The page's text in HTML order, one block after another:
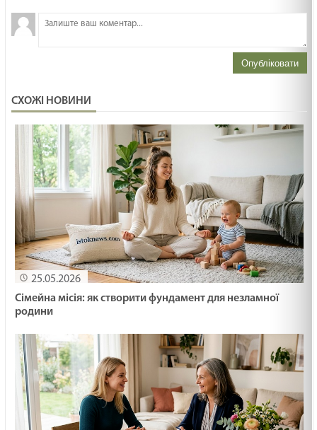
Опубліковати
СХОЖІ НОВИНИ
25.05.2026
Сімейна місія: як створити фундамент для незламної
родини